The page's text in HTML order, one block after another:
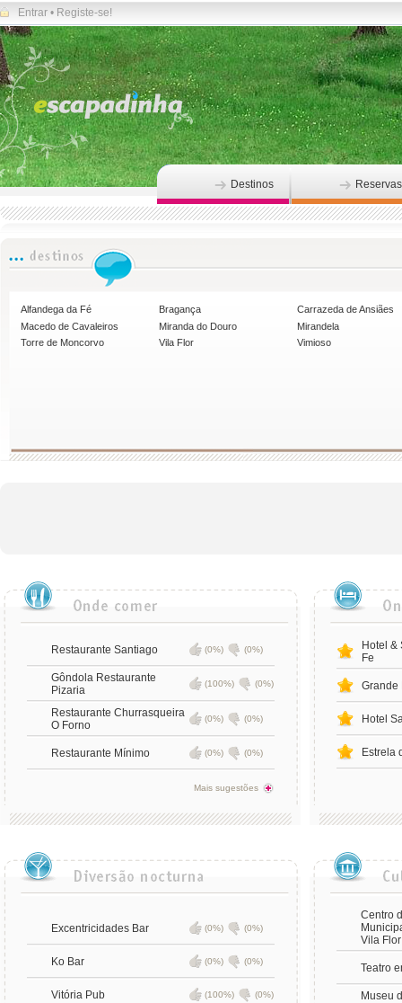
Entrar • Registe-se!
Destinos Reservas
Alfandega da Fé Bragança
Carrazeda de Ansiães
Macedo de Cavaleiros
Miranda do Douro
Mirandela
Torre de Moncorvo
Vila Flor Vimioso
Restaurante Santiago (0%) (0%)
Gôndola Restaurante
Pizaria
(100%) (0%)
Restaurante Churrasqueira
O Forno
(0%) (0%)
Restaurante Mínimo (0%) (0%)
Mais sugestões
Hotel &
Fe
Grande
Hotel
Estrela
Excentricidades Bar (0%) (0%)
Ko Bar (0%) (0%)
Vitória Pub (100%) (0%)
Centro
Vila Flor
Teatro
Museu